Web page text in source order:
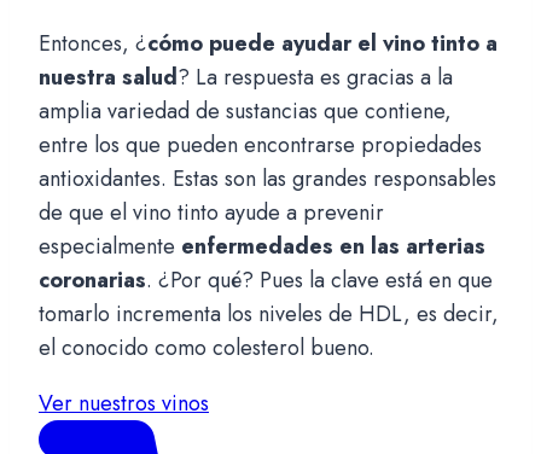
Entonces, ¿cómo puede ayudar el vino tinto a
nuestra salud? La respuesta es gracias a la
amplia variedad de sustancias que contiene,
entre los que pueden encontrarse propiedades
antioxidantes. Estas son las grandes responsables
de que el vino tinto ayude a prevenir
especialmente enfermedades en las arterias
coronarias. ¿Por qué? Pues la clave está en que
tomarlo incrementa los niveles de HDL, es decir,
el conocido como colesterol bueno.
Ver nuestros vinos